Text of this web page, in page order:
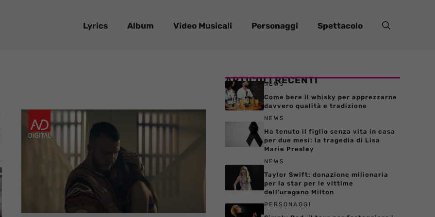
Lyrics Album Video Musicali Personaggi Spettacolo
ARTICOLI RECENTI
NEWS
Come bere il whisky per apprezzarne
davvero qualità e tradizione
NEWS
Ha tenuto il figlio senza vita in casa
per due mesi: la tragedia di Lisa
Marie Presley
NEWS
Taylor Swift: donazione milionaria
per la star per le vittime
dell’uragano Milton
PERSONAGGI